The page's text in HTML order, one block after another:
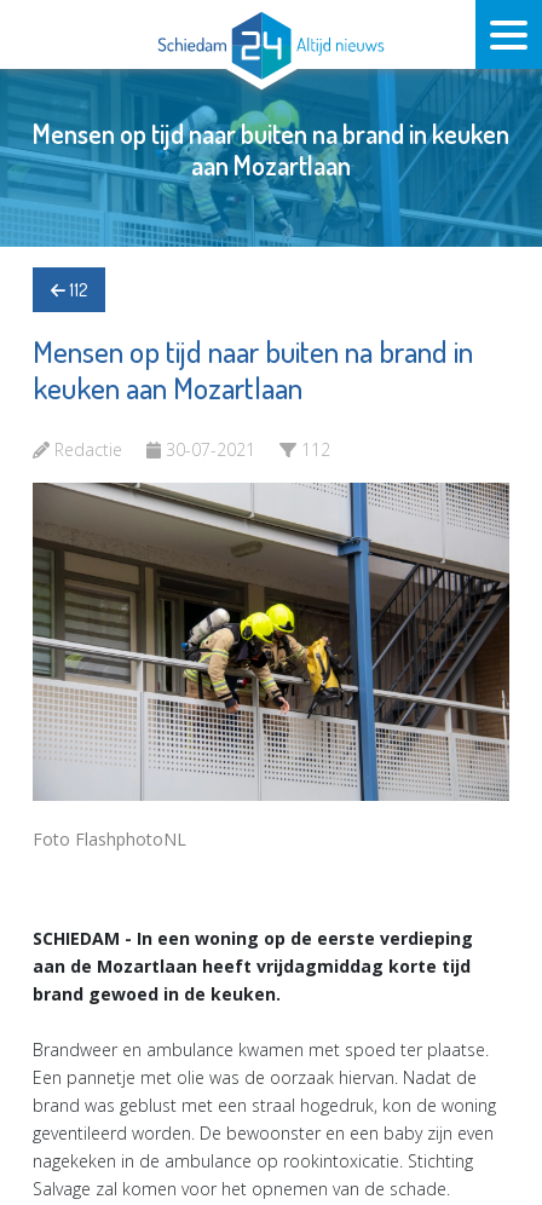
Mensen op tijd naar buiten na brand in keuken
aan Mozartlaan
112
Mensen op tijd naar buiten na brand in
keuken aan Mozartlaan
Redactie 30-07-2021 112
Foto FlashphotoNL
SCHIEDAM - In een woning op de eerste verdieping
aan de Mozartlaan heeft vrijdagmiddag korte tijd
brand gewoed in de keuken.
Brandweer en ambulance kwamen met spoed ter plaatse.
Een pannetje met olie was de oorzaak hiervan. Nadat de
brand was geblust met een straal hogedruk, kon de woning
geventileerd worden. De bewoonster en een baby zijn even
nagekeken in de ambulance op rookintoxicatie. Stichting
Salvage zal komen voor het opnemen van de schade.